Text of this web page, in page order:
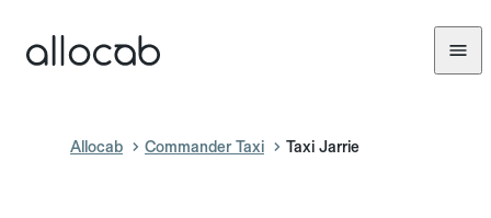
Allocab Commander Taxi Taxi Jarrie